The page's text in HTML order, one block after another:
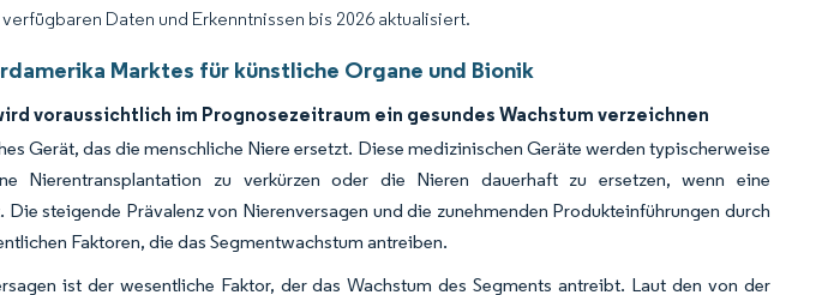
Daten und Erkenntnissen bis 2026 aktualisiert.
Marktes für künstliche Organe und Bionik
voraussichtlich im Prognosezeitraum ein gesundes Wachstum verzeichnen
Gerät, das die menschliche Niere ersetzt. Diese medizinischen Geräte werden typischerweise
Nierentransplantation zu verkürzen oder die Nieren dauerhaft zu ersetzen, wenn eine
steigende Prävalenz von Nierenversagen und die zunehmenden Produkteinführungen durch
Faktoren, die das Segmentwachstum antreiben.
ist der wesentliche Faktor, der das Wachstum des Segments antreibt. Laut den von der